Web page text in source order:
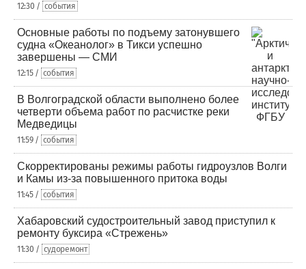
12:30 / события
Основные работы по подъему затонувшего
судна «Океанолог» в Тикси успешно
завершены — СМИ
12:15 / события
В Волгоградской области выполнено более
четверти объема работ по расчистке реки
Медведицы
11:59 / события
Скорректированы режимы работы гидроузлов Волги
и Камы из-за повышенного притока воды
11:45 / события
Хабаровский судостроительный завод приступил к
ремонту буксира «Стрежень»
11:30 / судоремонт